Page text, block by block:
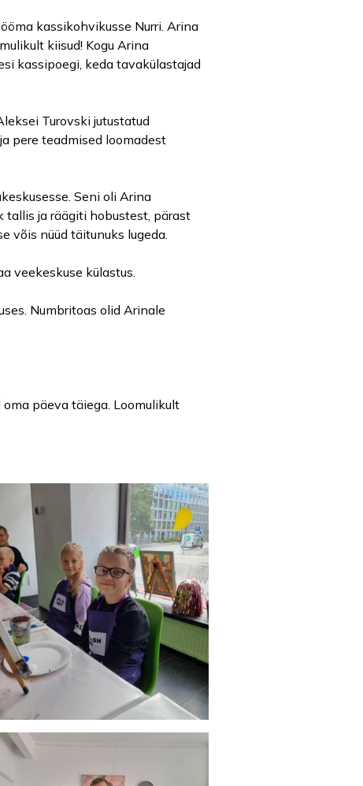
kassikohvikusse Nurri. Arina
kiisud! Kogu Arina
kassipoegi, keda tavakülastajad
Turovski jutustatud
pere teadmised loomadest
Seni oli Arina
tallis ja räägiti hobustest, pärast
võis nüüd täitunuks lugeda.
veekeskuse külastus.
Numbritoas olid Arinale
päeva täiega. Loomulikult